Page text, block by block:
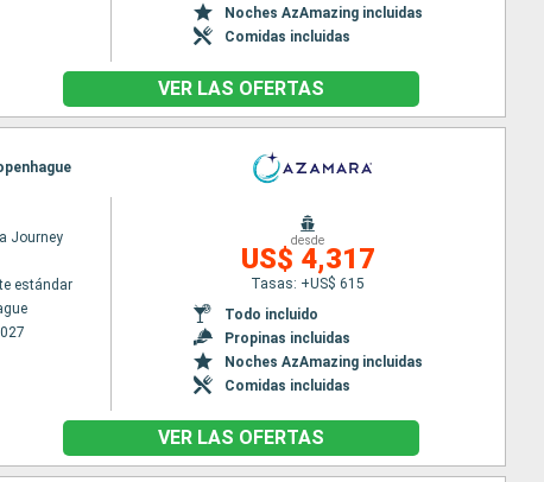
Noches AzAmazing incluidas
Comidas incluidas
VER LAS OFERTAS
Journey
estándar
desde
US$ 4,317
Tasas: +US$ 615
Todo incluido
Propinas incluidas
Noches AzAmazing incluidas
Comidas incluidas
VER LAS OFERTAS